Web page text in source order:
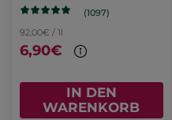
(1097)
92,00€ / 1l
6,90€
IN DEN
WARENKORB